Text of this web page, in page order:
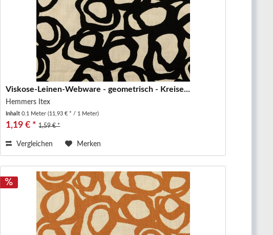
Viskose-Leinen-Webware - geometrisch - Kreise...
Hemmers Itex
Inhalt0.1 Meter(11,93 € * / 1 Meter)
1,19 € * 1,59 € *
Vergleichen Merken